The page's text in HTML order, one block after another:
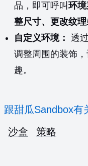
品，即可呼叫 环
整尺寸、更改纹理
自定义环境： 透
调整周围的装饰
趣。
跟甜瓜Sandbox有
沙盒
策略